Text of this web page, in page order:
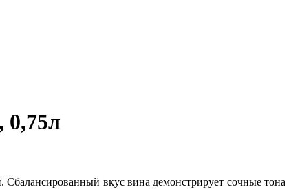
вкус вина демонстрирует сочные тона